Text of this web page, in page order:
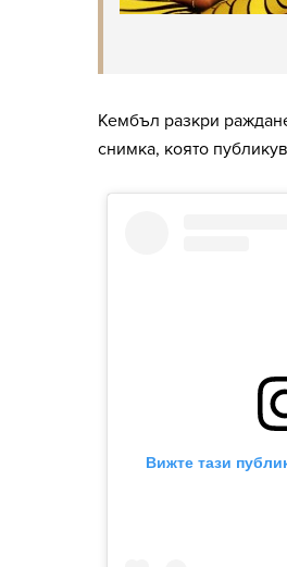
Кембъл разкри
снимка, която